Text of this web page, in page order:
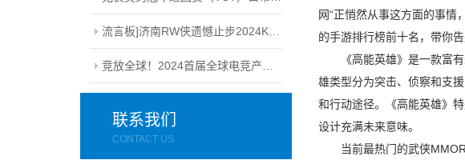
联系我们
CONTACT US
网“正悄然从事这方面的事
的手游排行榜前十名，带你告
《高能英雄》是一款富有
雄类型分为突击、侦察和支
和行动途径。《高能英雄》
设计充满未来意味。
当前最热门的武侠